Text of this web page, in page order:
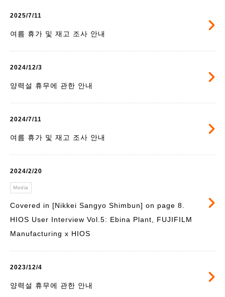
2025/7/11
여름 휴가 및 재고 조사 안내
2024/12/3
양력설 휴무에 관한 안내
2024/7/11
여름 휴가 및 재고 조사 안내
2024/2/20
Media
Covered in [Nikkei Sangyo Shimbun] on page 8.
HIOS User Interview Vol.5: Ebina Plant, FUJIFILM
Manufacturing x HIOS
2023/12/4
양력설 휴무에 관한 안내